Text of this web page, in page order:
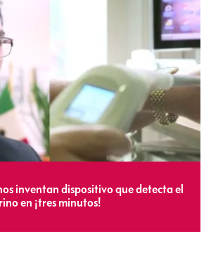
inventan dispositivo que detecta el
en ¡tres minutos!